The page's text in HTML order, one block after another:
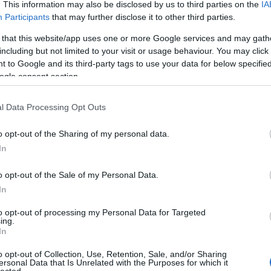
This information may also be disclosed by us to third parties on the
Participants that may further disclose it to other third parties.
that this website/app uses one or more Google services and may
but not limited to your visit or usage behaviour. You may
to Google and its third-party tags to use your data for below
consent section.
Data Processing Opt Outs
opt-out of the Sharing of my personal data.
opt-out of the Sale of my Personal Data.
opt-out of processing my Personal Data for Targeted
opt-out of Collection, Use, Retention, Sale, and/or Sharing
Data that Is Unrelated with the Purposes for which it